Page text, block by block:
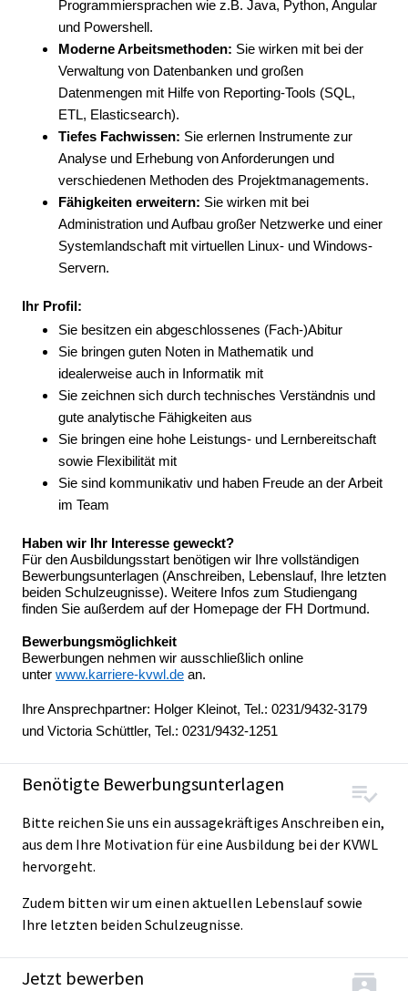
Programmiersprachen wie z.B. Java, Python, Angular
und Powershell.
Moderne Arbeitsmethoden: Sie wirken mit bei der
Verwaltung von Datenbanken und großen
Datenmengen mit Hilfe von Reporting-Tools (SQL,
ETL, Elasticsearch).
Tiefes Fachwissen: Sie erlernen Instrumente zur
Analyse und Erhebung von Anforderungen und
verschiedenen Methoden des Projektmanagements.
Fähigkeiten erweitern: Sie wirken mit bei
Administration und Aufbau großer Netzwerke und einer
Systemlandschaft mit virtuellen Linux- und Windows-
Servern.
Ihr Profil:
Sie besitzen ein abgeschlossenes (Fach-)Abitur
Sie bringen guten Noten in Mathematik und
idealerweise auch in Informatik mit
Sie zeichnen sich durch technisches Verständnis und
gute analytische Fähigkeiten aus
Sie bringen eine hohe Leistungs- und Lernbereitschaft
sowie Flexibilität mit
Sie sind kommunikativ und haben Freude an der Arbeit
im Team
Haben wir Ihr Interesse geweckt?
Für den Ausbildungsstart benötigen wir Ihre vollständigen
Bewerbungsunterlagen (Anschreiben, Lebenslauf, Ihre letzten
beiden Schulzeugnisse). Weitere Infos zum Studiengang
finden Sie außerdem auf der Homepage der FH Dortmund.
Bewerbungsmöglichkeit
Bewerbungen nehmen wir ausschließlich online
unter www.karriere-kvwl.de an.
Ihre Ansprechpartner: Holger Kleinot, Tel.: 0231/9432-3179
und Victoria Schüttler, Tel.: 0231/9432-1251
Benötigte Bewerbungsunterlagen
Bitte reichen Sie uns ein aussagekräftiges Anschreiben ein,
aus dem Ihre Motivation für eine Ausbildung bei der KVWL
hervorgeht.
Zudem bitten wir um einen aktuellen Lebenslauf sowie
Ihre letzten beiden Schulzeugnisse.
Jetzt bewerben